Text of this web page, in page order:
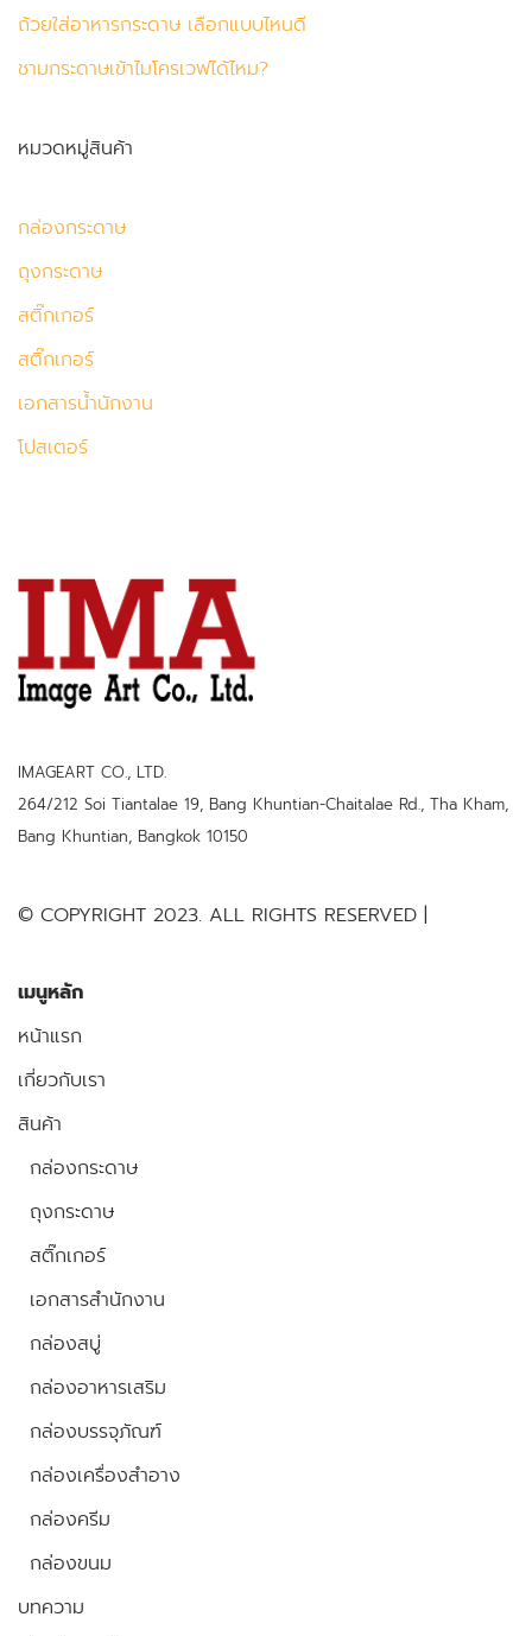
ถ้วยใส่อาหารกระดาษ เลือกแบบไหนดี
ชามกระดาษเข้าไมโครเวฟได้ไหม?
หมวดหมู่สินค้า
กล่องกระดาษ
ถุงกระดาษ
สติ๊กเกอร์
สติ๊กเกอร์
เอกสารน้ำนักงาน
โปสเตอร์
IMAGEART CO., LTD.
264/212 Soi Tiantalae 19, Bang Khuntian-Chaitalae Rd., Tha Kham,
Bang Khuntian, Bangkok 10150
© COPYRIGHT 2023. ALL RIGHTS RESERVED |
เมนูหลัก
หน้าแรก
เกี่ยวกับเรา
สินค้า
กล่องกระดาษ
ถุงกระดาษ
สติ๊กเกอร์
เอกสารสำนักงาน
กล่องสบู่
กล่องอาหารเสริม
กล่องบรรจุภัณฑ์
กล่องเครื่องสำอาง
กล่องครีม
กล่องขนม
บทความ